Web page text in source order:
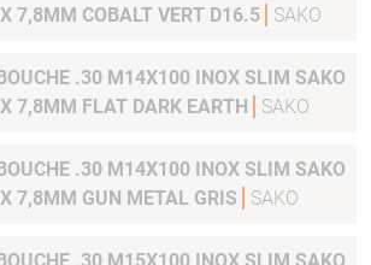
MAX 7,8MM COBALT VERT D16.5
SAKO
.30 M14X100 INOX SLIM SAKO
MAX 7,8MM FLAT DARK EARTH
SAKO
.30 M14X100 INOX SLIM SAKO
MAX 7,8MM GUN METAL GRIS
SAKO